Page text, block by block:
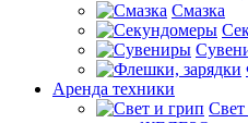
Смазка
Аренда техники